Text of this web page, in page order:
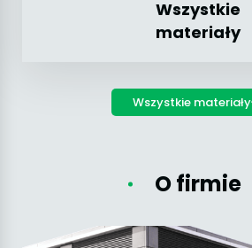
Wszystkie
materiały
Wszystkie materiały
O firmie